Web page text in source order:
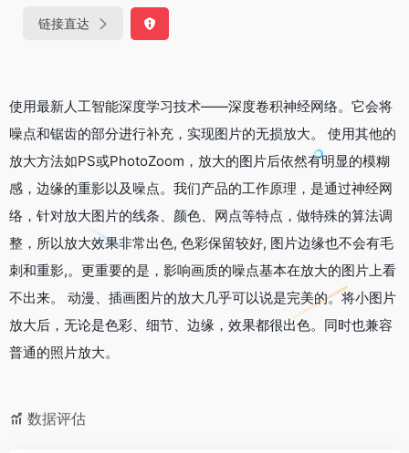
链接直达
使用最新人工智能深度学习技术——深度卷积神经网络。它会将
噪点和锯齿的部分进行补充，实现图片的无损放大。 使用其他的
放大方法如PS或PhotoZoom，放大的图片后依然有明显的模糊
感，边缘的重影以及噪点。我们产品的工作原理，是通过神经网
络，针对放大图片的线条、颜色、网点等特点，做特殊的算法调
整，所以放大效果非常出色, 色彩保留较好, 图片边缘也不会有毛
刺和重影,。更重要的是，影响画质的噪点基本在放大的图片上看
不出来。 动漫、插画图片的放大几乎可以说是完美的。将小图片
放大后，无论是色彩、细节、边缘，效果都很出色。同时也兼容
普通的照片放大。
数据评估